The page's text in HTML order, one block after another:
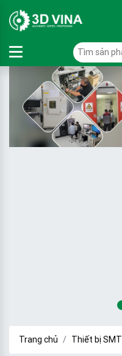
Trang chủ Thiết bị SMT